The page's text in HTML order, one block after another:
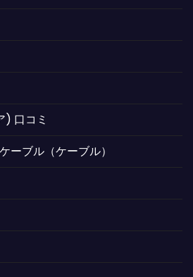
) 口コミ
ーブル（ケーブル）